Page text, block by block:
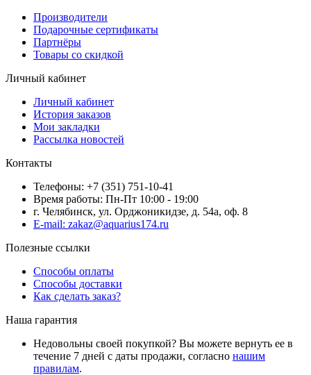
Производители
Подарочные сертификаты
Партнёры
Товары со скидкой
Личный кабинет
Личный кабинет
История заказов
Мои закладки
Рассылка новостей
Контакты
Телефоны: +7 (351) 751-10-41
Время работы: Пн-Пт 10:00 - 19:00
г. Челябинск, ул. Орджоникидзе, д. 54а, оф. 8
E-mail: zakaz@aquarius174.ru
Полезные ссылки
Способы оплаты
Способы доставки
Как сделать заказ?
Наша гарантия
Недовольны своей покупкой? Вы можете вернуть ее в
течение 7 дней с даты продажи, согласно нашим
правилам.